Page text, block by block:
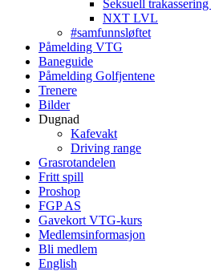
Seksuell
NXT LVL
#samfunnsløftet
Påmelding VTG
Baneguide
Påmelding Golfjentene
Trenere
Bilder
Dugnad
Kafevakt
Driving range
Grasrotandelen
Fritt spill
Proshop
FGP AS
Gavekort VTG-kurs
Medlemsinformasjon
Bli medlem
English